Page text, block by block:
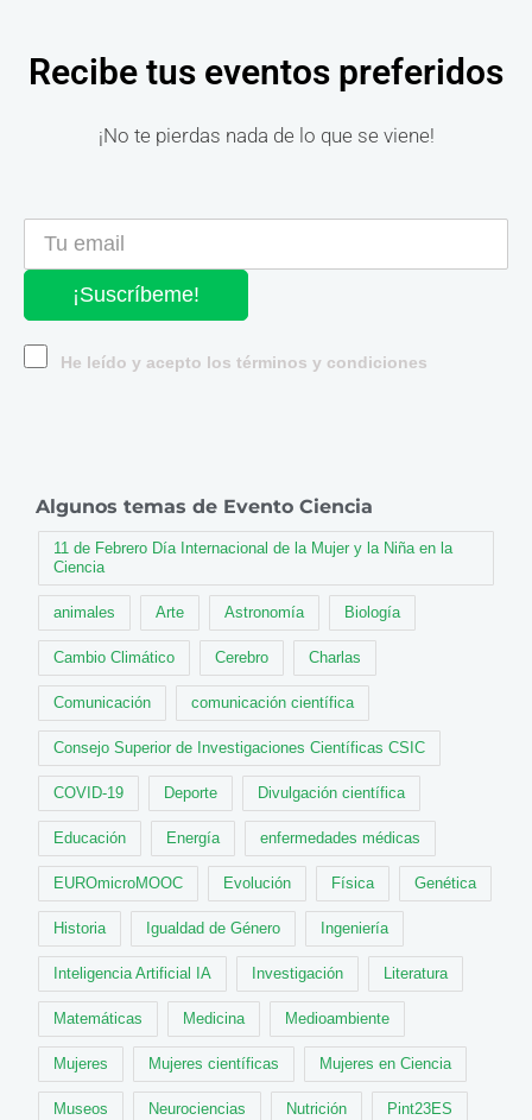
Recibe tus eventos preferidos
¡No te pierdas nada de lo que se viene!
¡Suscríbeme!
He leído y acepto los términos y condiciones
Algunos temas de Evento Ciencia
11 de Febrero Día Internacional de la Mujer y la Niña en la
Ciencia
animales Arte Astronomía Biología
Cambio Climático Cerebro Charlas
Comunicación comunicación científica
Consejo Superior de Investigaciones Científicas CSIC
COVID-19 Deporte Divulgación científica
Educación Energía enfermedades médicas
EUROmicroMOOC Evolución Física Genética
Historia Igualdad de Género Ingeniería
Inteligencia Artificial IA Investigación Literatura
Matemáticas Medicina Medioambiente
Mujeres Mujeres científicas Mujeres en Ciencia
Museos Neurociencias Nutrición Pint23ES